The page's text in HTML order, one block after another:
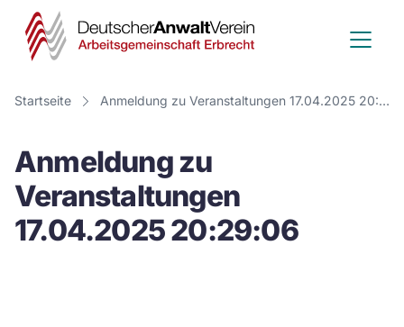
Deutscher
Anwalt
Verein
Startseite Anmeldung zu Veranstaltungen 17.04.2025 20:29:06
Anmeldung zu
Veranstaltungen
17.04.2025 20:29:06